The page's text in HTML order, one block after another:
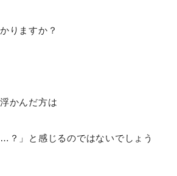
りますか？
かんだ方は
…？」と感じるのではないでしょう